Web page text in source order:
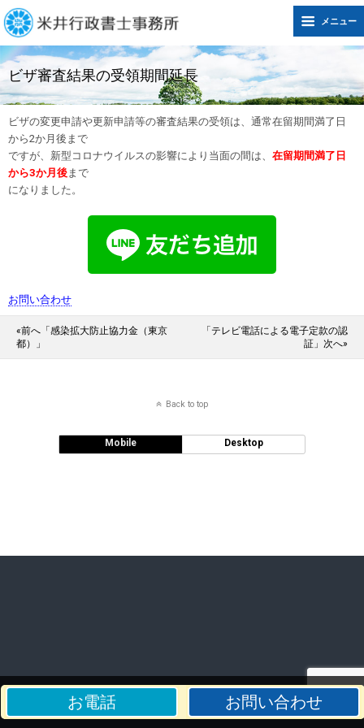
メニュー
ビザ審査結果の受領期間延長
ビザの変更申請や更新申請等の審査結果の受領は、通常在留期間満了日
から2か月後まで
ですが、新型コロナウイルスの影響により当面の間は、 在留期間満了日
から3か月後まで
になりました。
お問い合わせ
«前へ「感染拡大防止協力金（東京
都）」
「テレビ電話による電子定款の認
証」次へ»
お電話 お問い合わせ
Back to top
Mobile Desktop